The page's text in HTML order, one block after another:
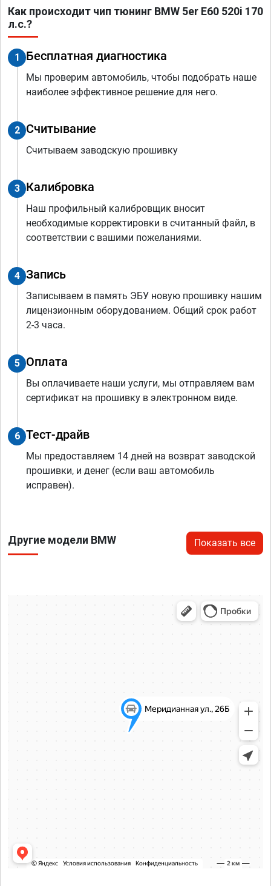
Как происходит чип тюнинг BMW 5er E60 520i 170
л.с.?
1 Бесплатная диагностика
Мы проверим автомобиль, чтобы подобрать наше
наиболее эффективное решение для него.
2 Считывание
Считываем заводскую прошивку
3 Калибровка
Наш профильный калибровщик вносит
необходимые корректировки в считанный файл, в
соответствии с вашими пожеланиями.
4 Запись
Записываем в память ЭБУ новую прошивку нашим
лицензионным оборудованием. Общий срок работ
2-3 часа.
5 Оплата
Вы оплачиваете наши услуги, мы отправляем вам
сертификат на прошивку в электронном виде.
6 Тест-драйв
Мы предоставляем 14 дней на возврат заводской
прошивки, и денег (если ваш автомобиль
исправен).
Другие модели BMW Показать все